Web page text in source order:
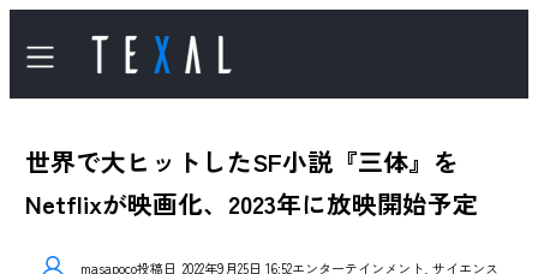
世界で大ヒットしたSF小説『三体』を
Netflixが映画化、2023年に放映開始予定
masapoco投稿日 2022年9月25日 16:52エンターテインメント サイエンス